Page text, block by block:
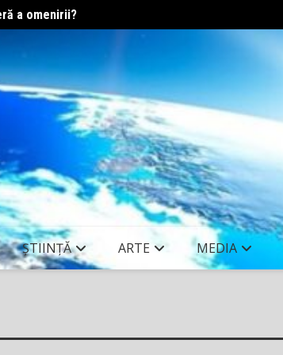
a omenirii?
ȘTIINȚĂ ARTE MEDIA